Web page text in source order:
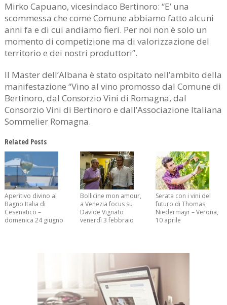
Mirko Capuano, vicesindaco Bertinoro: “E’ una
scommessa che come Comune abbiamo fatto alcuni
anni fa e di cui andiamo fieri. Per noi non è solo un
momento di competizione ma di valorizzazione del
territorio e dei nostri produttori”.
Il Master dell’Albana è stato ospitato nell’ambito della
manifestazione “Vino al vino promosso dal Comune di
Bertinoro, dal Consorzio Vini di Romagna, dal
Consorzio Vini di Bertinoro e dall’Associazione Italiana
Sommelier Romagna.
Related Posts
Aperitivo divino al
Bagno Italia di
Cesenatico –
domenica 24 giugno
Bollicine mon amour,
a Venezia focus su
Davide Vignato
venerdì 3 febbraio
Serata con i vini del
futuro di Thomas
Niedermayr – Verona,
10 aprile